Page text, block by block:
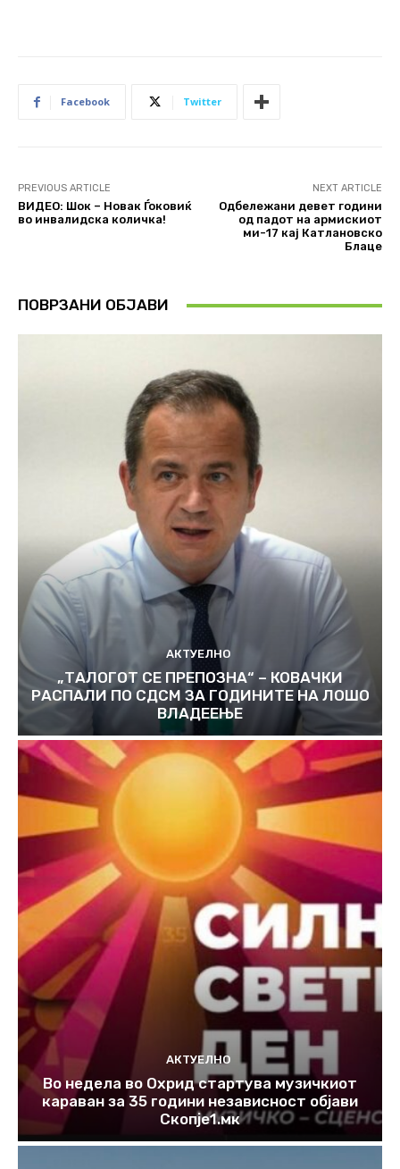
Facebook Twitter
PREVIOUS ARTICLE
ВИДЕО: Шок – Новак Ѓоковиќ
во инвалидска количка!
NEXT ARTICLE
Одбележани девет години
од падот на армискиот
ми-17 кај Катлановско
Блаце
ПОВРЗАНИ ОБЈАВИ
АКТУЕЛНО
„ТАЛОГОТ СЕ ПРЕПОЗНА“ – КОВАЧКИ
РАСПАЛИ ПО СДСМ ЗА ГОДИНИТЕ НА ЛОШО
ВЛАДЕЕЊЕ
АКТУЕЛНО
Во недела во Охрид стартува музичкиот
караван за 35 години независност објави
Скопје1.мк